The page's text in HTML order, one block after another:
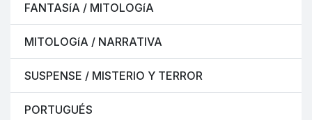
FANTASíA / MITOLOGíA
MITOLOGíA / NARRATIVA
SUSPENSE / MISTERIO Y TERROR
PORTUGUÉS